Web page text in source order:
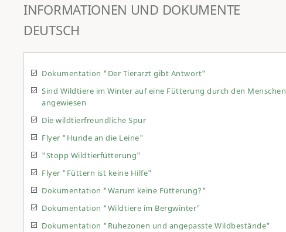
INFORMATIONEN UND DOKUMENTE
DEUTSCH
Dokumentation "Der Tierarzt gibt Antwort"
Sind Wildtiere im Winter auf eine Fütterung durch den Menschen
angewiesen
Die wildtierfreundliche Spur
Flyer "Hunde an die Leine"
"Stopp Wildtierfütterung"
Flyer "Füttern ist keine Hilfe"
Dokumentation "Warum keine Fütterung?"
Dokumentation "Wildtiere im Bergwinter"
Dokumentation "Ruhezonen und angepasste Wildbestände"